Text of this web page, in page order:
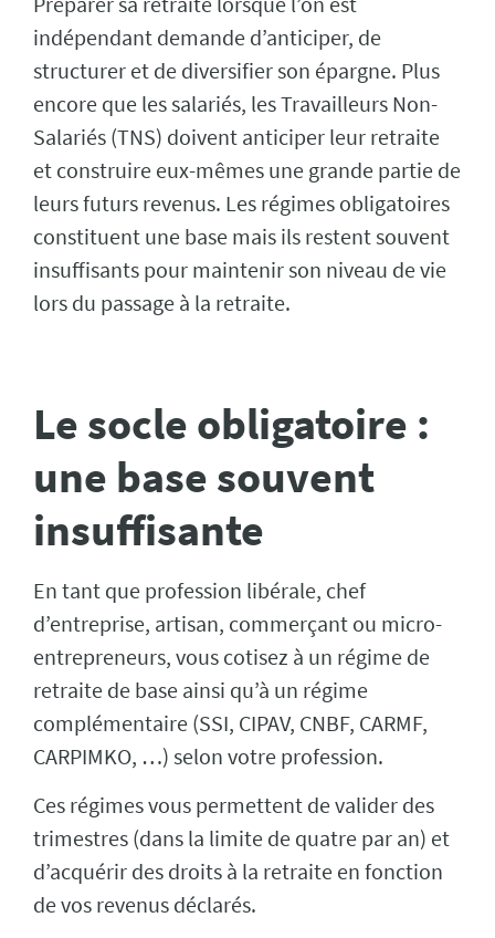
indépendant demande d’anticiper, de
structurer et de diversifier son épargne. Plus
encore que les salariés, les Travailleurs Non-
Salariés (TNS) doivent anticiper leur retraite
et construire eux-mêmes une grande partie de
leurs futurs revenus. Les régimes obligatoires
constituent une base mais ils restent souvent
insuffisants pour maintenir son niveau de vie
lors du passage à la retraite.
Le socle obligatoire :
une base souvent
insuffisante
En tant que profession libérale, chef
d’entreprise, artisan, commerçant ou micro-
entrepreneurs, vous cotisez à un régime de
retraite de base ainsi qu’à un régime
complémentaire (SSI, CIPAV, CNBF, CARMF,
CARPIMKO, …) selon votre profession.
Ces régimes vous permettent de valider des
trimestres (dans la limite de quatre par an) et
d’acquérir des droits à la retraite en fonction
de vos revenus déclarés.